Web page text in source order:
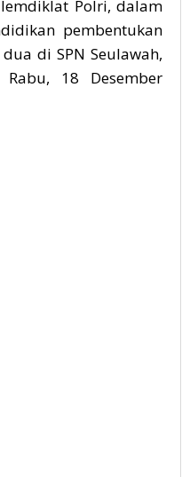
Polri, dalam
pembentukan
di SPN Seulawah,
Rabu, 18 Desember